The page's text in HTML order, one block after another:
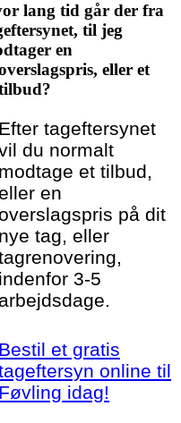
lang tid går der fra
til jeg
en
eller et
Efter tageftersynet
du normalt
modtage et tilbud,
en
på dit
nye tag, eller
indenfor 3-5
arbejdsdage.
Bestil et gratis
online til
Føvling idag!